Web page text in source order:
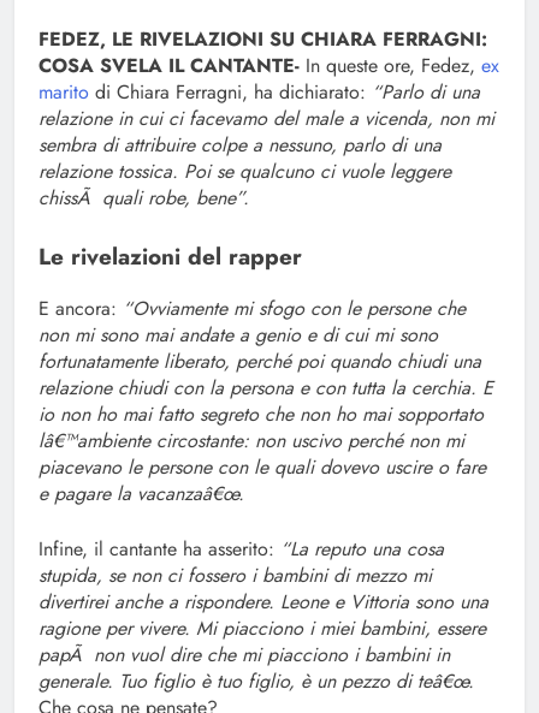
FEDEZ, LE RIVELAZIONI SU CHIARA FERRAGNI:
COSA SVELA IL CANTANTE- In queste ore, Fedez, ex
marito di Chiara Ferragni, ha dichiarato: “Parlo di una
relazione in cui ci facevamo del male a vicenda, non mi
sembra di attribuire colpe a nessuno, parlo di una
relazione tossica. Poi se qualcuno ci vuole leggere
chissÃ quali robe, bene”.
Le rivelazioni del rapper
E ancora: “Ovviamente mi sfogo con le persone che
non mi sono mai andate a genio e di cui mi sono
fortunatamente liberato, perché poi quando chiudi una
relazione chiudi con la persona e con tutta la cerchia. E
io non ho mai fatto segreto che non ho mai sopportato
lâ€™ambiente circostante: non uscivo perché non mi
piacevano le persone con le quali dovevo uscire o fare
e pagare la vacanzaâ€œ.
Infine, il cantante ha asserito: “La reputo una cosa
stupida, se non ci fossero i bambini di mezzo mi
divertirei anche a rispondere. Leone e Vittoria sono una
ragione per vivere. Mi piacciono i miei bambini, essere
papÃ non vuol dire che mi piacciono i bambini in
generale. Tuo figlio è tuo figlio, è un pezzo di teâ€œ.